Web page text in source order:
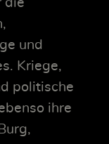
die
und
Kriege,
politische
ihre